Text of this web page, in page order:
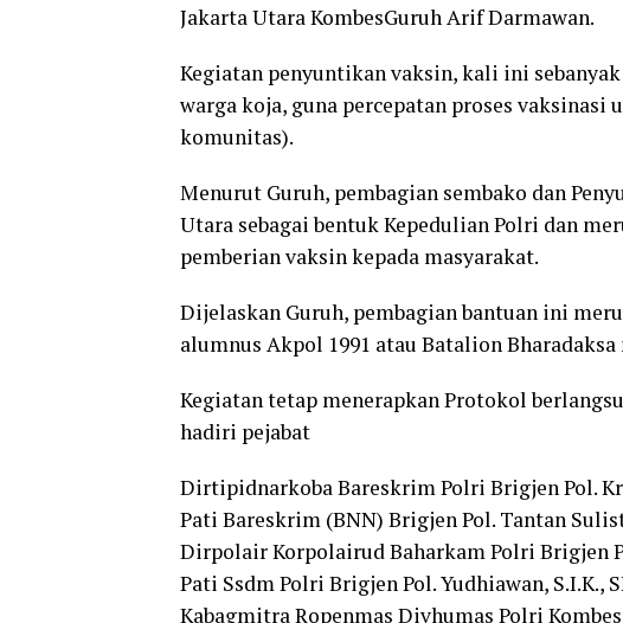
Jakarta Utara KombesGuruh Arif Darmawan.
Kegiatan penyuntikan vaksin, kali ini
warga koja, guna percepatan proses
komunitas).
Menurut Guruh, pembagian sembako dan
Utara sebagai bentuk Kepedulian Polri dan
pemberian vaksin kepada masyarakat.
Dijelaskan Guruh, pembagian bantuan ini
alumnus Akpol 1991 atau Batalion
Kegiatan tetap menerapkan Protokol
hadiri pejabat
Dirtipidnarkoba Bareskrim Polri Brigjen Pol.
Pati Bareskrim (BNN) Brigjen Pol. Tantan
Dirpolair Korpolairud Baharkam Polri Brigjen
Pati Ssdm Polri Brigjen Pol. Yudhiawan, S.I.K.,
Kabagmitra Ropenmas Divhumas Polri